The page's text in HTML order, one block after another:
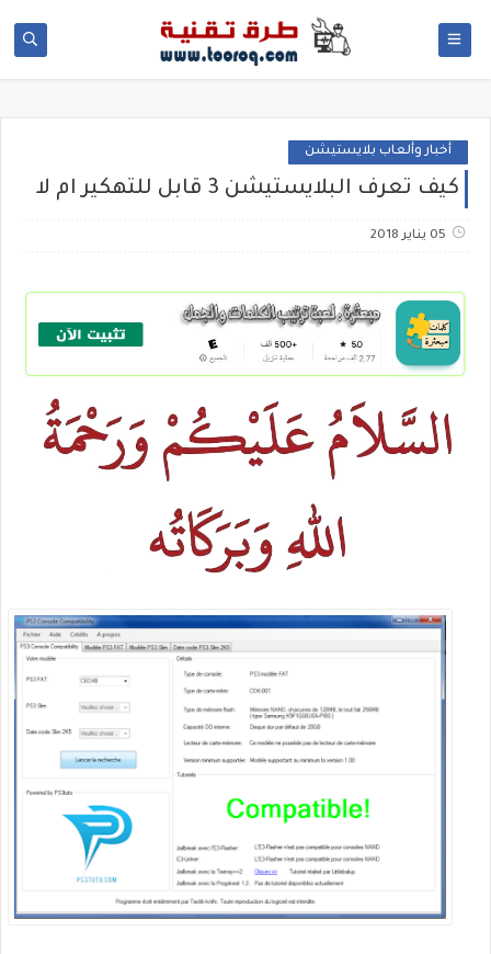
أخبار وألعاب بلايستيشن
كيف تعرف البلايستيشن 3 قابل للتهكير ام لا
05 يناير 2018